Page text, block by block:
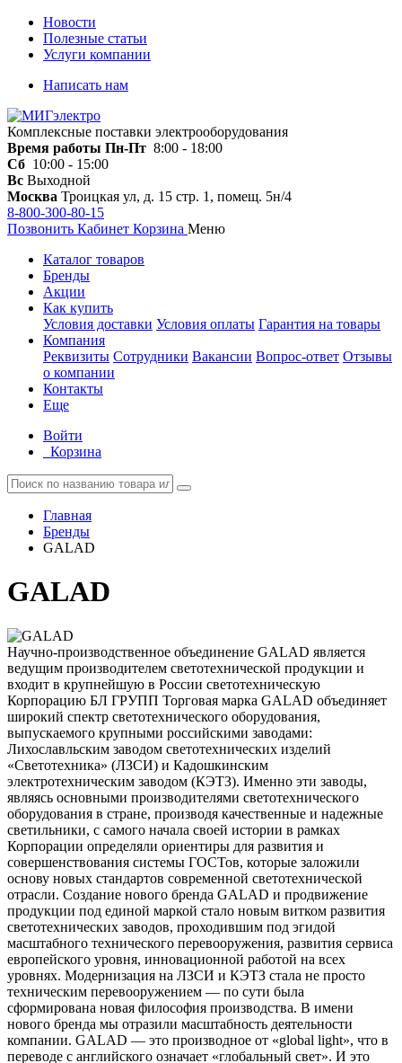
Новости
Полезные статьи
Услуги компании
Написать нам
Комплексные поставки электрооборудования
Время работы Пн-Пт 8:00 - 18:00
Сб 10:00 - 15:00
Вс Выходной
Москва Троицкая ул, д. 15 стр. 1, помещ. 5н/4
8-800-300-80-15
Позвонить Кабинет Корзина Меню
Каталог товаров
Бренды
Акции
Как купить
Условия доставки Условия оплаты Гарантия на товары
Компания
Реквизиты Сотрудники Вакансии Вопрос-ответ Отзывы
о компании
Контакты
Еще
Войти
Корзина
Главная
Бренды
GALAD
GALAD
Научно-производственное объединение GALAD является
ведущим производителем светотехнической продукции и
входит в крупнейшую в России светотехническую
Корпорацию БЛ ГРУПП Торговая марка GALAD объединяет
широкий спектр светотехнического оборудования,
выпускаемого крупными российскими заводами:
Лихославльским заводом светотехнических изделий
«Светотехника» (ЛЗСИ) и Кадошкинским
электротехническим заводом (КЭТЗ). Именно эти заводы,
являясь основными производителями светотехнического
оборудования в стране, производя качественные и надежные
светильники, с самого начала своей истории в рамках
Корпорации определяли ориентиры для развития и
совершенствования системы ГОСТов, которые заложили
основу новых стандартов современной светотехнической
отрасли. Создание нового бренда GALAD и продвижение
продукции под единой маркой стало новым витком развития
светотехнических заводов, проходившим под эгидой
масштабного технического перевооружения, развития сервиса
европейского уровня, инновационной работой на всех
уровнях. Модернизация на ЛЗСИ и КЭТЗ стала не просто
техническим перевооружением — по сути была
сформирована новая философия производства. В имени
нового бренда мы отразили масштабность деятельности
компании. GALAD — это производное от «global light», что в
переводе с английского означает «глобальный свет». И это